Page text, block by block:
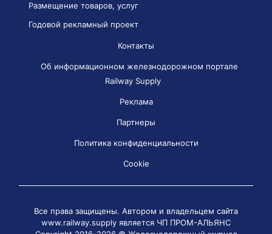
Размещение товаров, услуг
Годовой рекламный проект
Контакты
Об информационном железнодорожном портале
Railway Supply
Реклама
Партнеры
Политика конфиденциальности
Cookie
Все права защищены. Автором и владельцем сайта
www.railway.supply является ЧП ПРОМ-АЛЬЯНС